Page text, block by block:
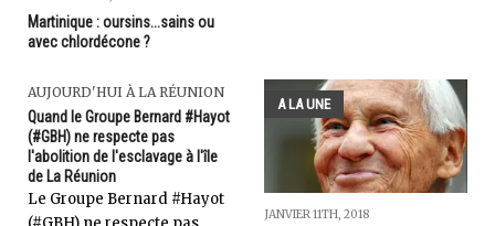
Martinique : oursins...sains ou
avec chlordécone ?
AUJOURD'HUI À LA RÉUNION
Quand le Groupe Bernard #Hayot
(#GBH) ne respecte pas
l'abolition de l'esclavage à l'île
de La Réunion
Le Groupe Bernard #Hayot
A LA UNE
JANVIER 11TH, 2018